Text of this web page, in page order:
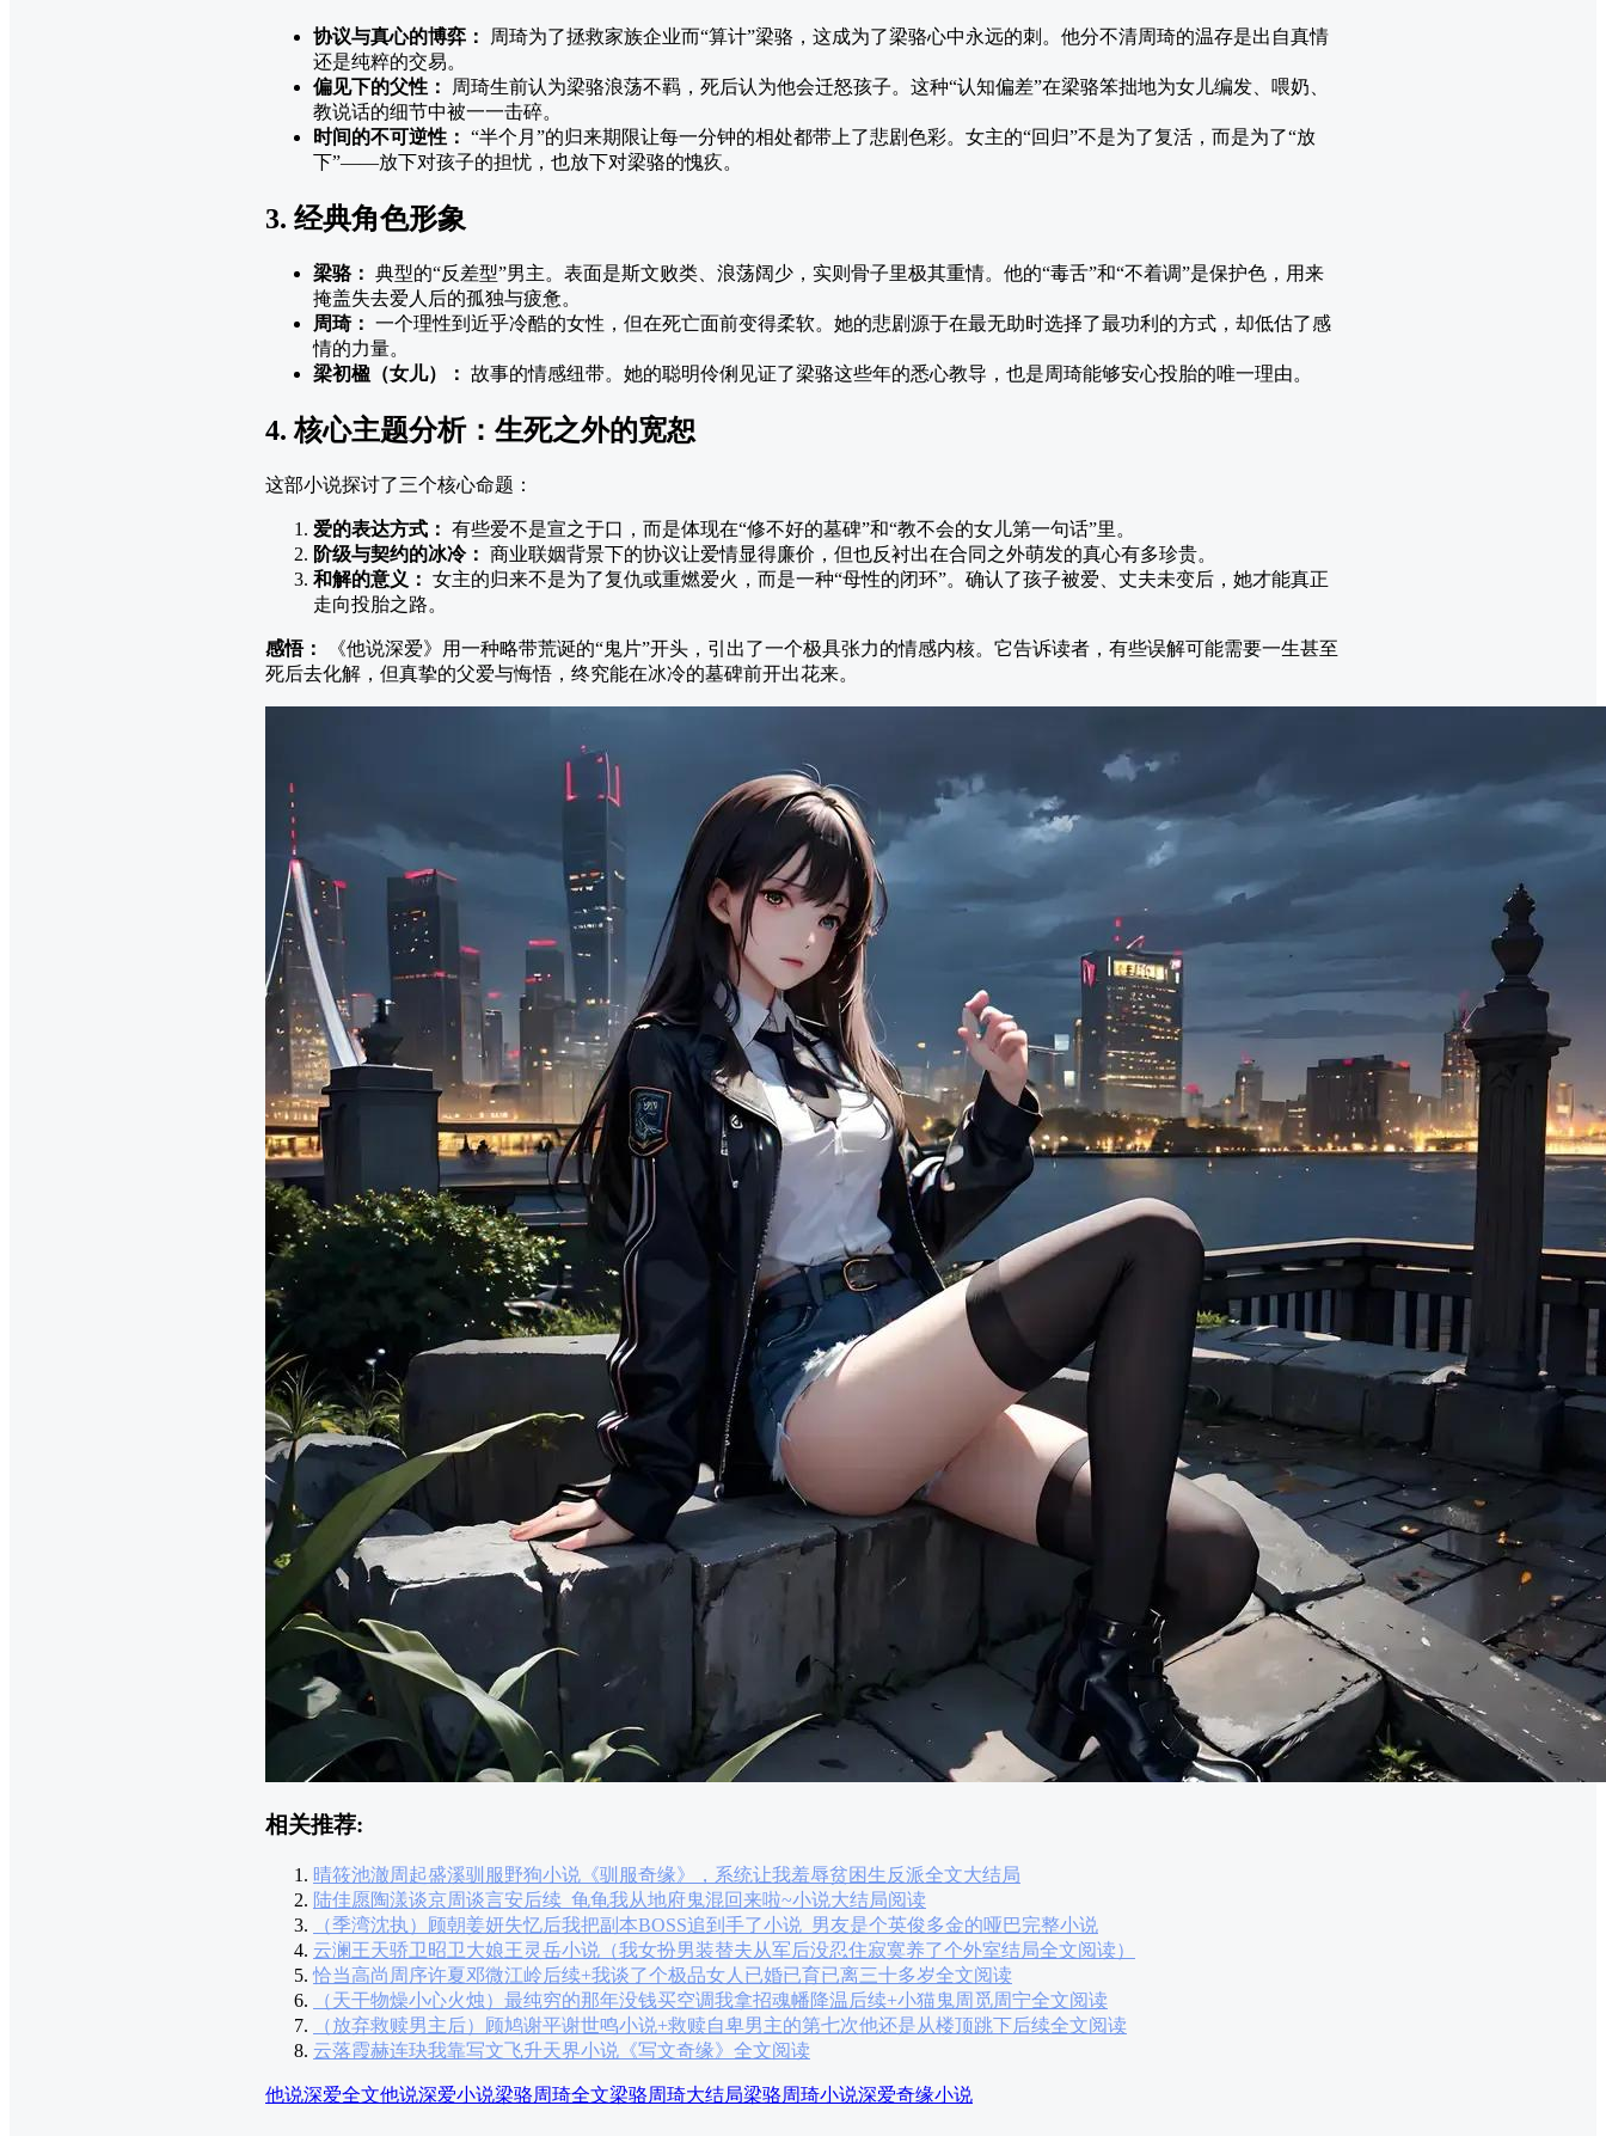
协议与真心的博弈：
周琦为了拯救家族企业而“算计”梁骆，这成为了梁骆心中永远的刺。他分不清周琦的温存是出自真情
还是纯粹的交易。
偏见下的父性：
周琦生前认为梁骆浪荡不羁，死后认为他会迁怒孩子。这种“认知偏差”在梁骆笨拙地为女儿编发、喂奶、
教说话的细节中被一一击碎。
时间的不可逆性： “半个月”的归来期限让每一分钟的相处都带上了悲剧色彩。女主的“回归”不是为了复活，而是为了“放
下”——放下对孩子的担忧，也放下对梁骆的愧疚。
3. 经典角色形象
梁骆： 典型的“反差型”男主。表面是斯文败类、浪荡阔少，实则骨子里极其重情。他的“毒舌”和“不着调”是保护色，用来
掩盖失去爱人后的孤独与疲惫。
周琦： 一个理性到近乎冷酷的女性，但在死亡面前变得柔软。她的悲剧源于在最无助时选择了最功利的方式，却低估了感
情的力量。
梁初楹（女儿）： 故事的情感纽带。她的聪明伶俐见证了梁骆这些年的悉心教导，也是周琦能够安心投胎的唯一理由。
4. 核心主题分析：生死之外的宽恕
这部小说探讨了三个核心命题：
爱的表达方式： 有些爱不是宣之于口，而是体现在“修不好的墓碑”和“教不会的女儿第一句话”里。
阶级与契约的冰冷： 商业联姻背景下的协议让爱情显得廉价，但也反衬出在合同之外萌发的真心有多珍贵。
和解的意义： 女主的归来不是为了复仇或重燃爱火，而是一种“母性的闭环”。确认了孩子被爱、丈夫未变后，她才能真正
走向投胎之路。
感悟：
《他说深爱》用一种略带荒诞的“鬼片”开头，引出了一个极具张力的情感内核。它告诉读者，有些误解可能需要一生甚至
死后去化解，但真挚的父爱与悔悟，终究能在冰冷的墓碑前开出花来。
相关推荐:
晴筱池澈周起盛溪驯服野狗小说《驯服奇缘》，系统让我羞辱贫困生反派全文大结局
陆佳愿陶漾谈京周谈言安后续_龟龟我从地府鬼混回来啦~小说大结局阅读
（季湾沈执）顾朝姜妍失忆后我把副本BOSS追到手了小说_男友是个英俊多金的哑巴完整小说
云澜王天骄卫昭卫大娘王灵岳小说（我女扮男装替夫从军后没忍住寂寞养了个外室结局全文阅读）
恰当高尚周序许夏邓微江岭后续+我谈了个极品女人已婚已育已离三十多岁全文阅读
（天干物燥小心火烛）最纯穷的那年没钱买空调我拿招魂幡降温后续+小猫鬼周觅周宁全文阅读
（放弃救赎男主后）顾鸠谢平谢世鸣小说+救赎自卑男主的第七次他还是从楼顶跳下后续全文阅读
云落霞赫连玦我靠写文飞升天界小说《写文奇缘》全文阅读
他说深爱全文他说深爱小说梁骆周琦全文梁骆周琦大结局梁骆周琦小说深爱奇缘小说